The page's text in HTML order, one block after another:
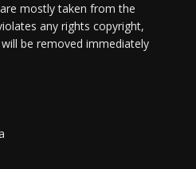
mostly taken from the
any rights copyright,
be removed immediately